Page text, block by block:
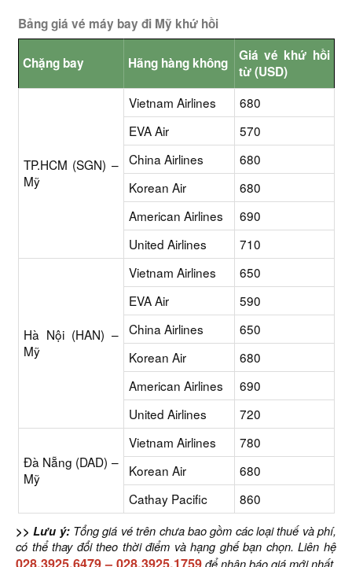
Bảng giá vé máy bay đi Mỹ khứ hồi
Chặng bay Hãng hàng không
Giá vé khứ hồi
từ (USD)
TP.HCM (SGN) –
Mỹ
Vietnam Airlines
680
EVA Air
570
China Airlines
680
Korean Air
680
American Airlines
690
United Airlines
710
Hà Nội (HAN) –
Mỹ
Vietnam Airlines
650
EVA Air
590
China Airlines
650
Korean Air
680
American Airlines
690
United Airlines
720
Đà Nẵng (DAD) –
Mỹ
Vietnam Airlines
780
Korean Air
680
Cathay Pacific
860
>> Lưu ý: Tổng giá vé trên chưa bao gồm các loại thuế và phí,
có thể thay đổi theo thời điểm và hạng ghế bạn chọn. Liên hệ
để nhận báo giá mới nhất.